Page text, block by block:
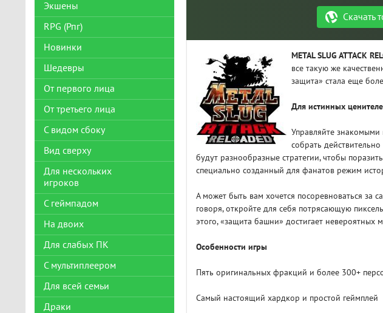
Скачать
METAL SLUG ATTACK
все такую же
защита» стала еще
Для истинных
Управляйте знакомыми
собрать
будут разнообразные стратегии, чтобы
специально созданный для фанатов режим
А может быть вам хочется посоревноваться за
говоря, откройте для себя потрясающую
этого, «защита башни» достигает невероятных
Особенности игры
Пять оригинальных фракций и более 300+
Самый настоящий хардкор и простой геймплей
Экшены
RPG (Рпг)
Новинки
Шедевры
От первого лица
От третьего лица
С видом сбоку
Вид сверху
Для нескольких
игроков
С геймпадом
На двоих
Для слабых ПК
С мультиплеером
Для всей семьи
Драки